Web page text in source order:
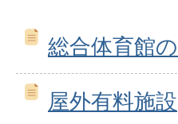
総合体育館
屋外有料施設